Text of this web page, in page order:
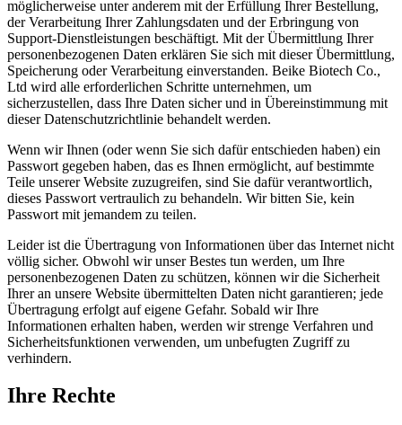
möglicherweise unter anderem mit der Erfüllung Ihrer Bestellung,
der Verarbeitung Ihrer Zahlungsdaten und der Erbringung von
Support-Dienstleistungen beschäftigt. Mit der Übermittlung Ihrer
personenbezogenen Daten erklären Sie sich mit dieser Übermittlung,
Speicherung oder Verarbeitung einverstanden. Beike Biotech Co.,
Ltd wird alle erforderlichen Schritte unternehmen, um
sicherzustellen, dass Ihre Daten sicher und in Übereinstimmung mit
dieser Datenschutzrichtlinie behandelt werden.
Wenn wir Ihnen (oder wenn Sie sich dafür entschieden haben) ein
Passwort gegeben haben, das es Ihnen ermöglicht, auf bestimmte
Teile unserer Website zuzugreifen, sind Sie dafür verantwortlich,
dieses Passwort vertraulich zu behandeln. Wir bitten Sie, kein
Passwort mit jemandem zu teilen.
Leider ist die Übertragung von Informationen über das Internet nicht
völlig sicher. Obwohl wir unser Bestes tun werden, um Ihre
personenbezogenen Daten zu schützen, können wir die Sicherheit
Ihrer an unsere Website übermittelten Daten nicht garantieren; jede
Übertragung erfolgt auf eigene Gefahr. Sobald wir Ihre
Informationen erhalten haben, werden wir strenge Verfahren und
Sicherheitsfunktionen verwenden, um unbefugten Zugriff zu
verhindern.
Ihre Rechte